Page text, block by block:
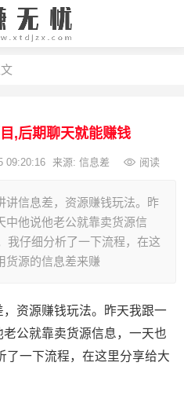
,后期聊天就能赚钱
09:20:16 来源: 信息差 阅读
信息差，资源赚钱玩法。昨
中他说他老公就靠卖货源信
我仔细分析了一下流程，在这
货源的信息差来赚
资源赚钱玩法。昨天我跟一
公就靠卖货源信息，一天也
了一下流程，在这里分享给大